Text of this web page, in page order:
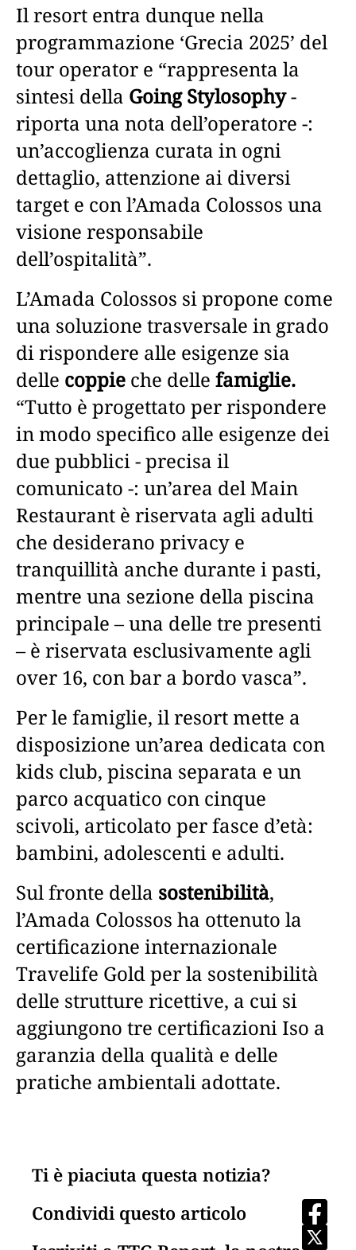
Il resort entra dunque nella
programmazione ‘Grecia 2025’ del
tour operator e “rappresenta la
sintesi della Going Stylosophy-
riporta una nota dell’operatore -:
un’accoglienza curata in ogni
dettaglio, attenzione ai diversi
target e con l’Amada Colossos una
visione responsabile
dell’ospitalità”.
L’Amada Colossos si propone come
una soluzione trasversale in grado
di rispondere alle esigenze sia
delle coppie che delle famiglie.
“Tutto è progettato per rispondere
in modo specifico alle esigenze dei
due pubblici - precisa il
comunicato -: un’area del Main
Restaurant è riservata agli adulti
che desiderano privacy e
tranquillità anche durante i pasti,
mentre una sezione della piscina
principale – una delle tre presenti
– è riservata esclusivamente agli
over 16, con bar a bordo vasca”.
Per le famiglie, il resort mette a
disposizione un’area dedicata con
kids club, piscina separata e un
parco acquatico con cinque
scivoli, articolato per fasce d’età:
bambini, adolescenti e adulti.
Sul fronte della sostenibilità,
l’Amada Colossos ha ottenuto la
certificazione internazionale
Travelife Gold per la sostenibilità
delle strutture ricettive, a cui si
aggiungono tre certificazioni Iso a
garanzia della qualità e delle
pratiche ambientali adottate.
Ti è piaciuta questa notizia?
Condividi questo articolo